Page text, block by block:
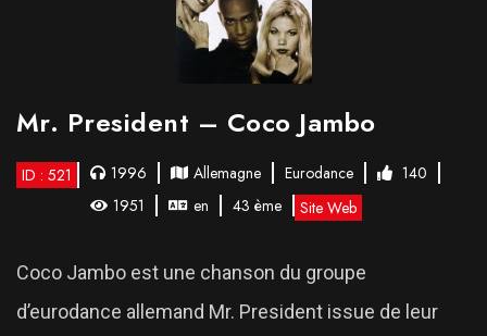
Mr. President – Coco Jambo
ID : 521 1996 Allemagne Eurodance
140
1951
en 43 ème Site Web
Coco Jambo est une chanson du groupe
d’eurodance allemand Mr. President issue de leur